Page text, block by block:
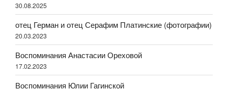
30.08.2025
отец Герман и отец Серафим Платинские (фотографии)
20.03.2023
Воспоминания Анастасии Ореховой
17.02.2023
Воспоминания Юлии Гагинской